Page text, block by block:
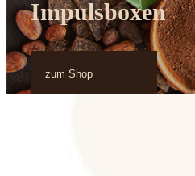
Impulsboxen
zum Shop